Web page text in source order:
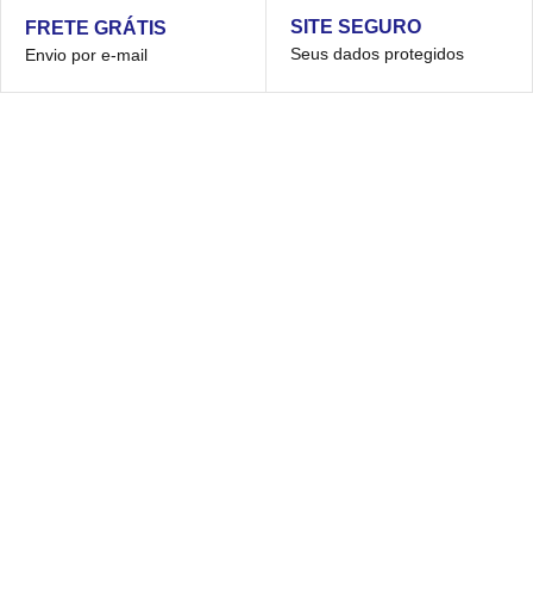
FRETE GRÁTIS
Envio por e-mail
SITE SEGURO
Seus dados protegidos